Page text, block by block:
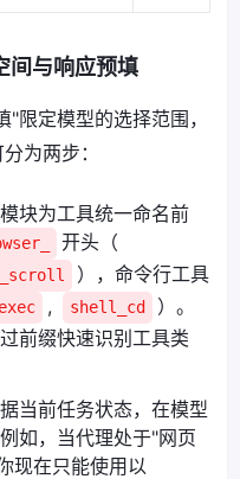
间与响应预填
限定模型的选择范围，
为两步：
块为工具统一命名前
开头（
），命令行工具
, shell_cd
）。
前缀快速识别工具类
当前任务状态，在模型
如，当代理处于"网页
现在只能使用以